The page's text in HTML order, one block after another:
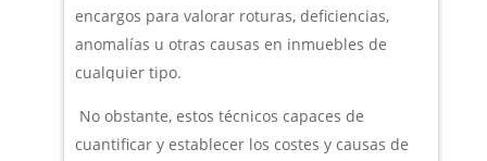
encargos para valorar roturas, deficiencias,
anomalías u otras causas en inmuebles de
cualquier tipo.
No obstante, estos técnicos capaces de
cuantificar y establecer los costes y causas de